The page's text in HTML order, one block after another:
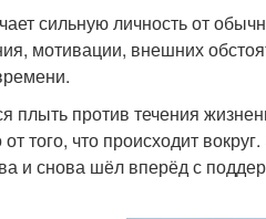
сильную личность от
мотивации, внешних
плыть против течения
от того, что происходит
и снова шёл вперёд с